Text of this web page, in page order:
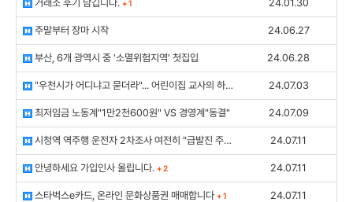
거래소 후기 남깁니다. + 1 24.01.30
주말부터 장마 시작 24.06.27
부산, 6개 광역시 중 '소멸위험지역' 첫집입 24.06.28
"우천시가 어디냐고 묻더라"... 어린이집 교사의 하소연 24.07.03
최저임금 노동계"1만2천600원" VS 경영계"동결" 24.07.09
시청역 역주행 운전자 2차조사 여전히 "급발진 주장" 24.07.11
안녕하세요 가입인사 올립니다. + 2 24.07.11
스타벅스e카드, 온라인 문화상품권 매매합니다 + 1 24.07.11